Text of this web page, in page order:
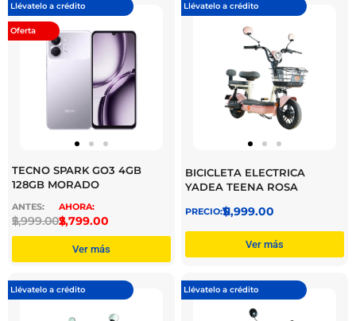
Llévatelo a crédito
Oferta
TECNO SPARK GO3 4GB
128GB MORADO
$
2,999.00$
2,799.00
Ver más
Llévatelo a crédito
BICICLETA ELECTRICA
YADEA TEENA ROSA
$
11,999.00
Ver más
Llévatelo a crédito Llévatelo a crédito